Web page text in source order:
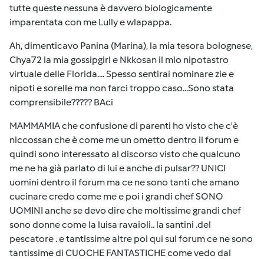
tutte queste nessuna è davvero biologicamente
imparentata con me Lully e wlapappa.
Ah, dimenticavo Panina (Marina), la mia tesora bolognese,
Chya72 la mia gossipgirl e Nkkosan il mio nipotastro
virtuale delle Florida.... Spesso sentirai nominare zie e
nipoti e sorelle ma non farci troppo caso...Sono stata
comprensibile????? BAci
MAMMAMIA che confusione di parenti ho visto che c'è
niccossan che è come me un ometto dentro il forum e
quindi sono interessato al discorso visto che qualcuno
me ne ha già parlato di lui e anche di pulsar?? UNICI
uomini dentro il forum ma ce ne sono tanti che amano
cucinare credo come me e poi i grandi chef SONO
UOMINI anche se devo dire che moltissime grandi chef
sono donne come la luisa ravaioli.. la santini .del
pescatore . e tantissime altre poi qui sul forum ce ne sono
tantissime di CUOCHE FANTASTICHE come vedo dal